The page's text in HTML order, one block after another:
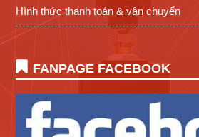
Hình thức thanh toán & vận chuyển
FANPAGE FACEBOOK